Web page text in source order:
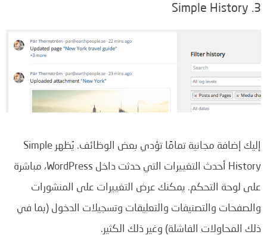
3. Simple History
إليك إضافة مجانية تمامًا تؤدي بعض الوظائف. يُظهر Simple
History أحدث التغييرات التي حدثت داخل WordPress، مباشرة
على لوحة التحكم. يمكنك عرض التغييرات على المنشورات
والصفحات والتصنيفات والتعليقات وتسجيلات الدخول (بما في
ذلك المحاولات الفاشلة) وغير ذلك الكثير.